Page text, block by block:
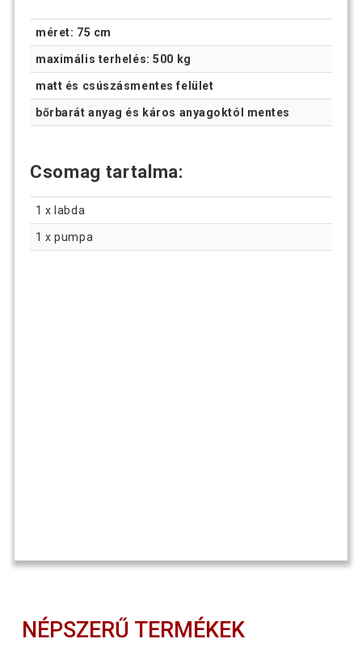
méret: 75 cm
maximális terhelés: 500 kg
matt és csúszásmentes felület
bőrbarát anyag és káros anyagoktól mentes
Csomag tartalma:
1 x labda
1 x pumpa
NÉPSZERŰ TERMÉKEK